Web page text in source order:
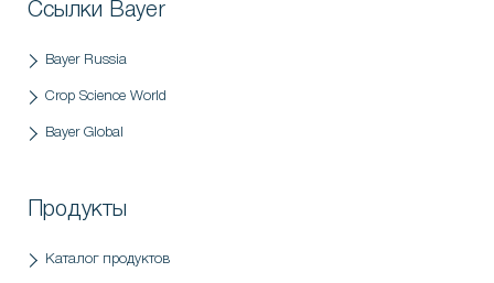
Ссылки Bayer
Bayer Russia
Crop Science World
Bayer Global
Продукты
Каталог продуктов